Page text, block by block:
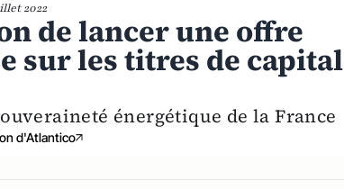
2022
de lancer une offre
sur les titres de capital
énergétique de la France
d'Atlantico